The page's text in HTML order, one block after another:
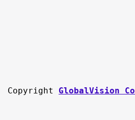
Copyright GlobalVision